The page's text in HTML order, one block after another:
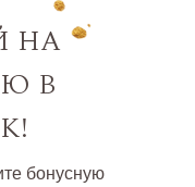
НА
В
бонусную